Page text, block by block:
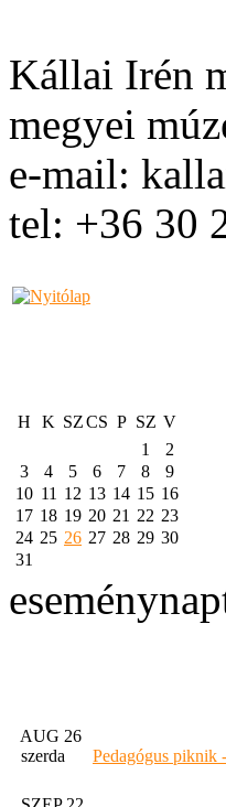
Kállai Irén
megyei
e-mail:
tel: +36 30
H K SZCS P SZ V
1
2
3
4 5 6 7 8
9
10 11 12 13 14 15 16
17 18 19 20 21 22 23
24 25 26 27 28 29 30
31
AUG 26
szerda
Pedagógus piknik